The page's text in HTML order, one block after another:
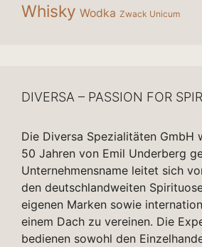
Whisky Wodka Zwack Unicum
DIVERSA – PASSION FOR
Die Diversa Spezialitäten GmbH
50 Jahren von Emil Underberg
Unternehmensname leitet sich
den deutschlandweiten
eigenen Marken sowie
einem Dach zu vereinen. Die
bedienen sowohl den